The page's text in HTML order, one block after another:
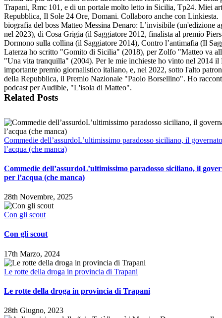
Trapani, Rmc 101, e di un portale molto letto in Sicilia, Tp24. Miei
Repubblica, Il Sole 24 Ore, Domani. Collaboro anche con Linkiesta.
biografia del boss Matteo Messina Denaro: L’invisibile (un'edizione
nel 2023), di Cosa Grigia (il Saggiatore 2012, finalista al premio
Dormono sulla collina (il Saggiatore 2014), Contro l’antimafia (Il
Laterza ho scritto "Gomito di Sicilia" (2018), per Zolfo "Matteo va
"Una vita tranquilla" (2004). Per le mie inchieste ho vinto nel 2014
importante premio giornalistico italiano, e, nel 2022, sotto l'alto
della Repubblica, il Premio Nazionale "Paolo Borsellino". Ho
podcast per Audible, "L'isola di Matteo".
Related Posts
Commedie dell’assurdoL’ultimissimo paradosso siciliano, il
l’acqua (che manca)
Commedie dell’assurdoL’ultimissimo paradosso siciliano, il
per l’acqua (che manca)
28th Novembre, 2025
Con gli scout
Con gli scout
17th Marzo, 2024
Le rotte della droga in provincia di Trapani
Le rotte della droga in provincia di Trapani
28th Giugno, 2023